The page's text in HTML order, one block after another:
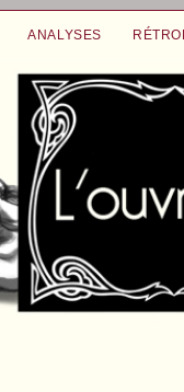
ANALYSES